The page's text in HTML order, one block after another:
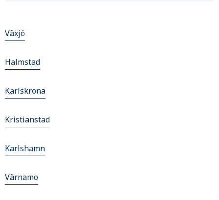
Växjö
Halmstad
Karlskrona
Kristianstad
Karlshamn
Värnamo